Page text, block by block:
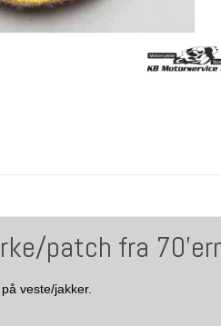
patch fra
veste/jakker.